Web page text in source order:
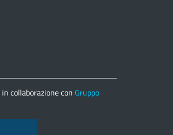
collaborazione con Gruppo